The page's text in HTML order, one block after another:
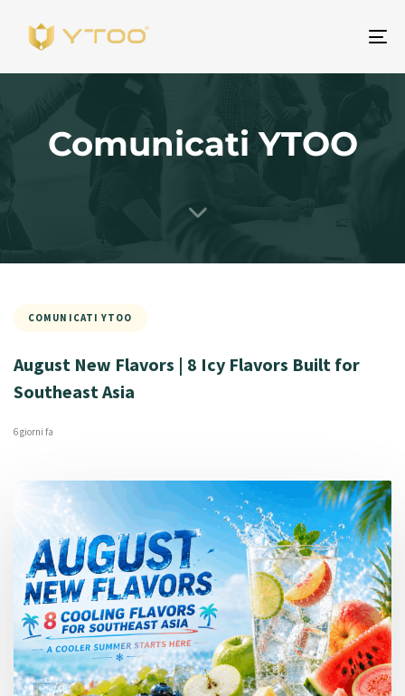
Comunicati YTOO
COMUNICATI YTOO
August New Flavors | 8 Icy Flavors Built for
Southeast Asia
6 giorni fa